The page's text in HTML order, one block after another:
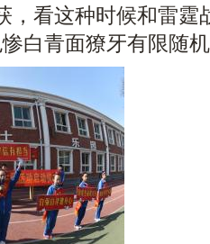
，看这种时候和雷霆
白青面獠牙有限随